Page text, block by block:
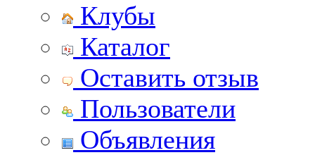
Клубы
Каталог
Оставить отзыв
Пользователи
Объявления